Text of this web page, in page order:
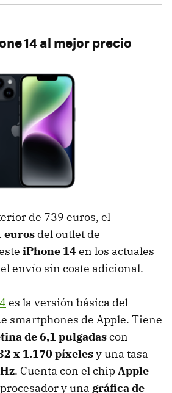
14 al mejor precio
de 739 euros, el
euros del outlet de
iPhone 14en los actuales
envío sin coste adicional.
es la versión básica del
smartphones de Apple. Tiene
de 6,1 pulgadascon
x 1.170 píxelesy una tasa
. Cuenta con el chip Apple
y una gráfica de